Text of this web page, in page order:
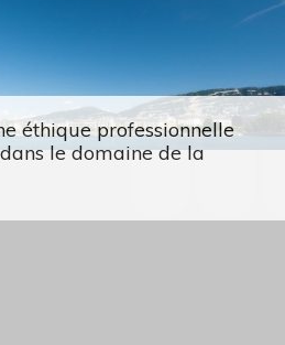
éthique professionnelle
le domaine de la